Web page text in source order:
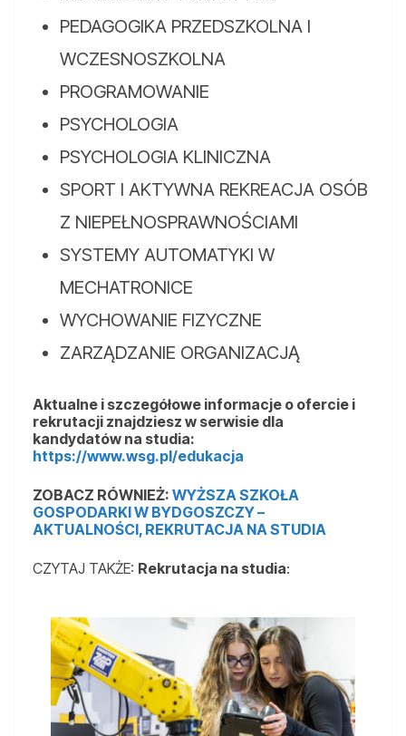
PEDAGOGIKA PRZEDSZKOLNA I
WCZESNOSZKOLNA
PROGRAMOWANIE
PSYCHOLOGIA
PSYCHOLOGIA KLINICZNA
SPORT I AKTYWNA REKREACJA OSÓB
Z NIEPEŁNOSPRAWNOŚCIAMI
SYSTEMY AUTOMATYKI W
MECHATRONICE
WYCHOWANIE FIZYCZNE
ZARZĄDZANIE ORGANIZACJĄ
Aktualne i szczegółowe informacje o ofercie i
rekrutacji znajdziesz w serwisie dla
kandydatów na studia:
https://www.wsg.pl/edukacja
ZOBACZ RÓWNIEŻ: WYŻSZA SZKOŁA
GOSPODARKI W BYDGOSZCZY –
AKTUALNOŚCI, REKRUTACJA NA STUDIA
CZYTAJ TAKŻE: Rekrutacja na studia: